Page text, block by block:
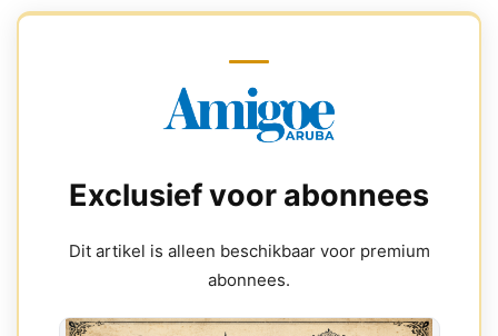
Exclusief voor abonnees
Dit artikel is alleen beschikbaar voor premium
abonnees.